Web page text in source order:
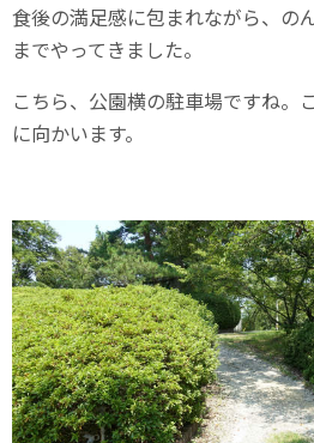
食後の満足感に包まれながら、の
までやってきました。
こちら、公園横の駐車場ですね。
に向かいます。